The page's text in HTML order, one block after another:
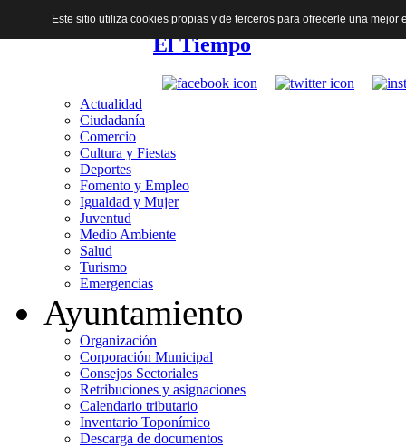
El Tiempo
Actualidad
Ciudadanía
Comercio
Cultura y Fiestas
Deportes
Fomento y Empleo
Igualdad y Mujer
Juventud
Medio Ambiente
Salud
Turismo
Emergencias
Ayuntamiento
Organización
Corporación Municipal
Consejos Sectoriales
Retribuciones y asignaciones
Calendario tributario
Inventario Toponímico
Descarga de documentos
Este sitio utiliza cookies propias y de terceros para ofrecerle una